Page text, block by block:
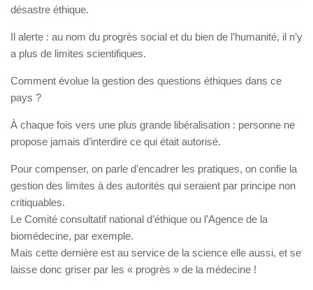
désastre éthique.
Il alerte : au nom du progrès social et du bien de l’humanité, il n’y
a plus de limites scientifiques.
Comment évolue la gestion des questions éthiques dans ce
pays ?
À chaque fois vers une plus grande libéralisation : personne ne
propose jamais d’interdire ce qui était autorisé.
Pour compenser, on parle d’encadrer les pratiques, on confie la
gestion des limites à des autorités qui seraient par principe non
critiquables.
Le Comité consultatif national d’éthique ou l’Agence de la
biomédecine, par exemple.
Mais cette dernière est au service de la science elle aussi, et se
laisse donc griser par les « progrès » de la médecine !